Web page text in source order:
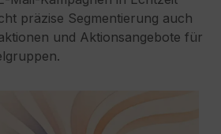
präzise Segmentierung auch
und Aktionsangebote für